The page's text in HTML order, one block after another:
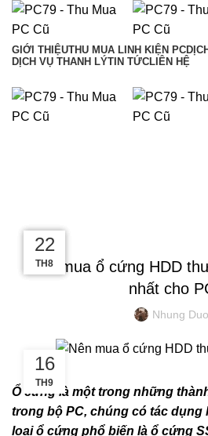
GIỚI THIỆUTHU MUA LINH KIỆN PC
DỊCH VỤ THANH LÝTIN TỨCLIÊN HỆ
Nên mua ổ cứng HDD
nhất cho
Nhung
16
TH9
Ổ cứng là một trong những
trong bộ PC, chúng có tác dụng
loại ổ cứng phổ biến là ổ cứng
24
TH8
25
TH4
27
TH3
22
TH8